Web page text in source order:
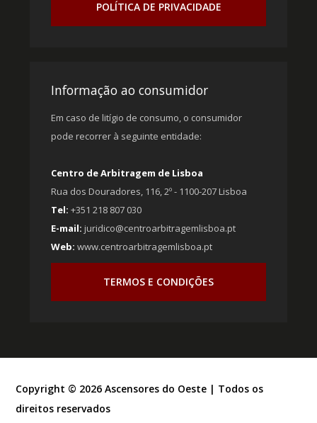
POLÍTICA DE PRIVACIDADE
Informação ao consumidor
Em caso de litígio de consumo, o consumidor
pode recorrer à seguinte entidade:
Centro de Arbitragem de Lisboa
Rua dos Douradores, 116, 2º - 1100-207 Lisboa
Tel: +351 218 807 030
E-mail: juridico@centroarbitragemlisboa.pt
Web: www.centroarbitragemlisboa.pt
TERMOS E CONDIÇÕES
Copyright © 2026 Ascensores do Oeste | Todos os
direitos reservados